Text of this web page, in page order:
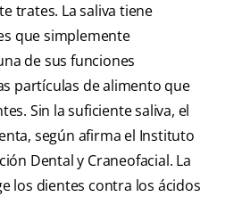
trates. La saliva tiene
que simplemente
de sus funciones
partículas de alimento que
Sin la suficiente saliva, el
según afirma el Instituto
Dental y Craneofacial. La
los dientes contra los ácidos